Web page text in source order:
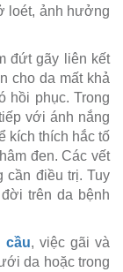
loét, ảnh hưởng
đứt gãy liên kết
cho da mất khả
hồi phục. Trong
với ánh nắng
kích thích hắc tố
đen. Các vết
cần điều trị. Tuy
trên da bệnh
cầu, việc gãi và
da hoặc trong